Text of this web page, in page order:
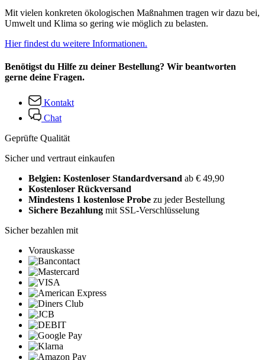
Mit vielen konkreten ökologischen Maßnahmen tragen wir dazu bei,
Umwelt und Klima so gering wie möglich zu belasten.
Hier findest du weitere Informationen.
Benötigst du Hilfe zu deiner Bestellung? Wir beantworten
gerne deine Fragen.
Kontakt
Chat
Geprüfte Qualität
Sicher und vertraut einkaufen
Belgien: Kostenloser Standardversand ab € 49,90
Kostenloser Rückversand
Mindestens 1 kostenlose Probe zu jeder Bestellung
Sichere Bezahlung mit SSL-Verschlüsselung
Sicher bezahlen mit
Vorauskasse